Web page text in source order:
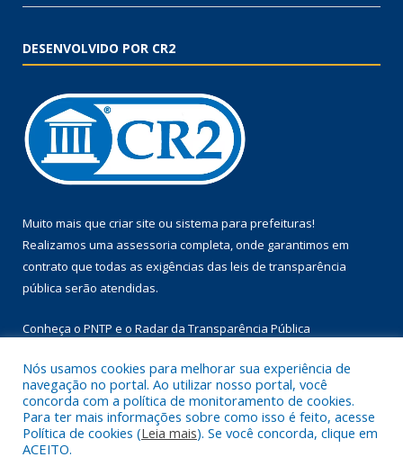
DESENVOLVIDO POR CR2
Muito mais que criar site ou sistema para prefeituras!
Realizamos uma assessoria completa, onde garantimos em
contrato que todas as exigências das leis de transparência
pública serão atendidas.
Conheça o PNTP e o Radar da Transparência Pública
Todos os direitos reservados a Prefeitura Municipal de Floresta
do Araguaia.
Nós usamos cookies para melhorar sua experiência de
navegação no portal. Ao utilizar nosso portal, você
concorda com a política de monitoramento de cookies.
Para ter mais informações sobre como isso é feito, acesse
Política de cookies (Leia mais). Se você concorda, clique em
ACEITO.